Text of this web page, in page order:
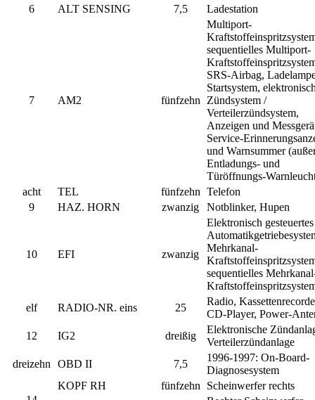
6
ALT SENSING 7,5 Ladestation
7 AM2 fünfzehn
Multiport-
sequentielles Multiport-
SRS-Airbag,
Startsystem,
Zündsystem /
Verteilerzündsystem,
Anzeigen und
Service-
und Warnsummer
Entladungs- und
Türöffnungs-
acht
TEL fünfzehn Telefon
9
HAZ. HORN zwanzig Notblinker, Hupen
10 EFI zwanzig
Elektronisch gesteuertes
Mehrkanal-
sequentielles
elf
RADIO-NR. eins 25
Radio,
CD-Player, Power-
12
IG2 dreißig
Elektronische
Verteilerzündanlage
dreizehn
OBD II 7,5
1996-1997: On-Board-
Diagnosesystem
KOPF RH fünfzehn
Scheinwerfer rechts